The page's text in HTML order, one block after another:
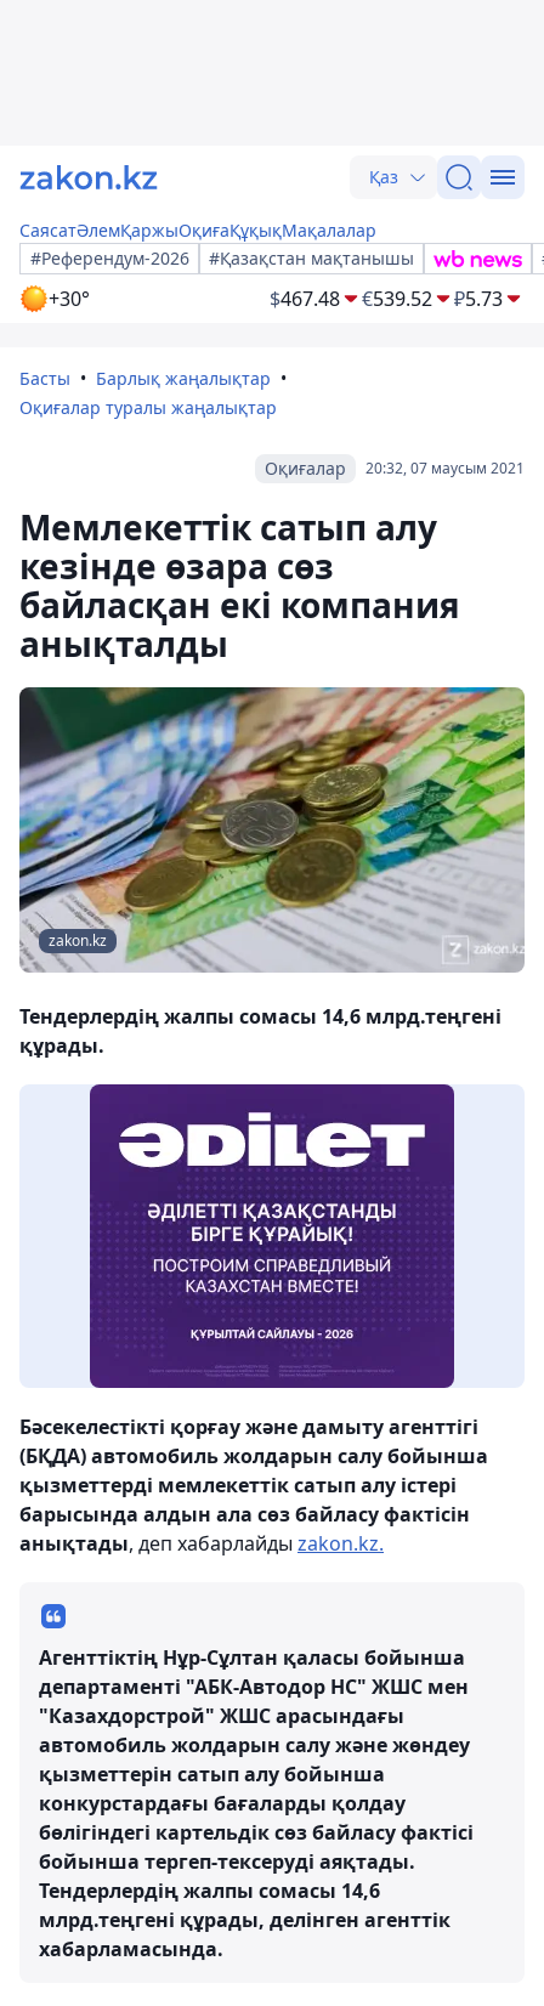
Қаз
СаясатӘлемҚаржыОқиғаҚұқықМақалалар
#Референдум-2026
#Қазақстан мақтанышы
+30° $467.48 €539.52 ₽5.73
Басты
Барлық жаңалықтар
Оқиғалар туралы жаңалықтар
20:32, 07 маусым 2021
Оқиғалар
Мемлекеттік сатып алу
кезінде өзара сөз
байласқан екі компания
анықталды
zakon.kz
Тендерлердің жалпы сомасы 14,6 млрд.теңгені
құрады.
Бәсекелестікті қорғау және дамыту агенттігі
(БҚДА) автомобиль жолдарын салу бойынша
қызметтерді мемлекеттік сатып алу істері
барысында алдын ала сөз байласу фактісін
анықтады, деп хабарлайды zakon.kz.
Агенттіктің Нұр-Сұлтан қаласы бойынша
департаменті "АБК-Автодор НС" ЖШС мен
"Казахдорстрой" ЖШС арасындағы
автомобиль жолдарын салу және жөндеу
қызметтерін сатып алу бойынша
конкурстардағы бағаларды қолдау
бөлігіндегі картельдік сөз байласу фактісі
бойынша тергеп-тексеруді аяқтады.
Тендерлердің жалпы сомасы 14,6
млрд.теңгені құрады, делінген агенттік
хабарламасында.